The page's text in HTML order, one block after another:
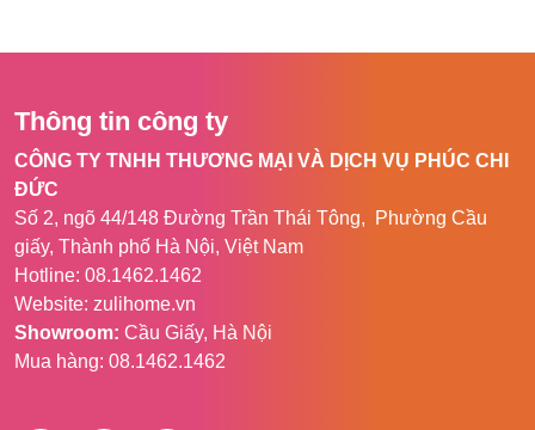
Đặc biệt với chức năngVÙNG KHÔNG
vực không cần thiết, như thảm trải sàn.
Bơm điện tử điều chỉnh lượng
nước
Robot Dreame Bot Z10 Pro
xuất trang bị bồn chứa nước với dung tích
150ml cùng với 3 cấp độ nước tùy chỉnh (ít,
vừa, nhiều).
Thông tin công ty
CÔNG TY TNHH THƯƠNG MẠI VÀ DỊCH VỤ PHÚC CHI
ĐỨC
Số 2, ngõ 44/148 Đường Trần Thái Tông, Phường Cầu
giấy, Thành phố Hà Nội, Việt Nam
Hotline: 08.1462.1462
Website: zulihome.vn
Showroom: Cầu Giấy, Hà Nội
Mua hàng: 08.1462.1462